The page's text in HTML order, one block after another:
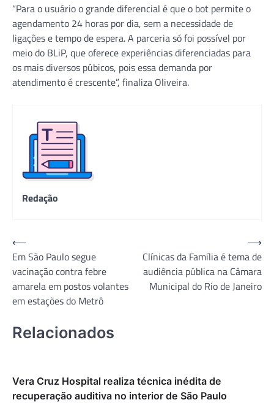
“Para o usuário o grande diferencial é que o bot permite o
agendamento 24 horas por dia, sem a necessidade de
ligações e tempo de espera. A parceria só foi possível por
meio do BLiP, que oferece experiências diferenciadas para
os mais diversos púbicos, pois essa demanda por
atendimento é crescente”, finaliza Oliveira.
Redação
Navegação
de
Post
⟵
Em São Paulo segue
vacinação contra febre
amarela em postos volantes
em estações do Metrô
Clínicas da Família é tema de
audiência pública na Câmara
Municipal do Rio de Janeiro
⟶
Relacionados
Vera Cruz Hospital realiza técnica inédita de
recuperação auditiva no interior de São Paulo